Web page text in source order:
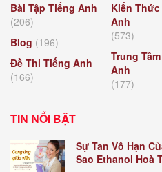
Bài Tập Tiếng Anh
(206)
Blog (196)
Đề Thi Tiếng Anh
(166)
Kiến
Anh
(573)
Trung
Anh
(177)
TIN NỔI BẬT
Sự Tan Vô Hạn
Sao Ethanol Hoà